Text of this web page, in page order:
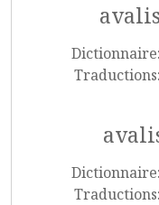
Dictionnaire:
Traductions:
Dictionnaire:
Traductions: